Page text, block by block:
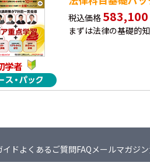
学者
税込価格 583,100
まずは法律の基礎的
イド よくあるご質問FAQメールマガジン